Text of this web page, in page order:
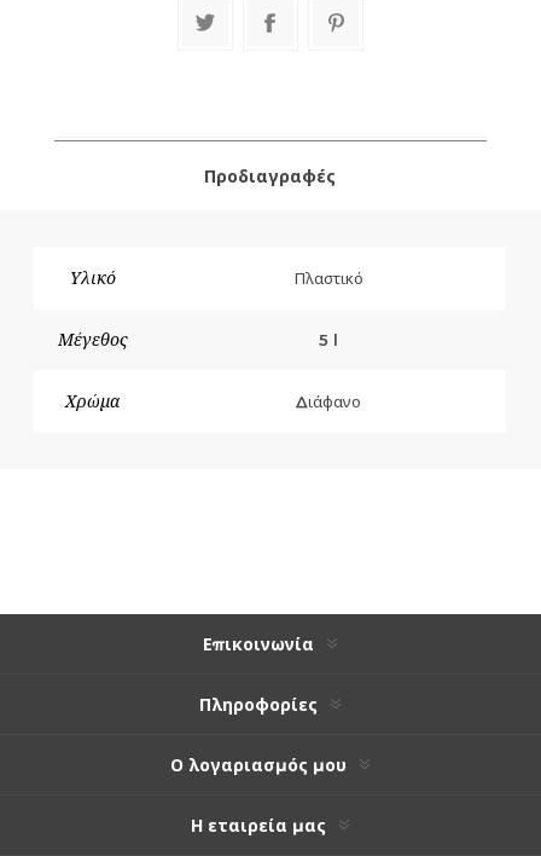
Προδιαγραφές
Υλικό Πλαστικό
Μέγεθος 5 l
Χρώμα Διάφανο
Επικοινωνία
Πληροφορίες
Ο λογαριασμός μου
Η εταιρεία μας